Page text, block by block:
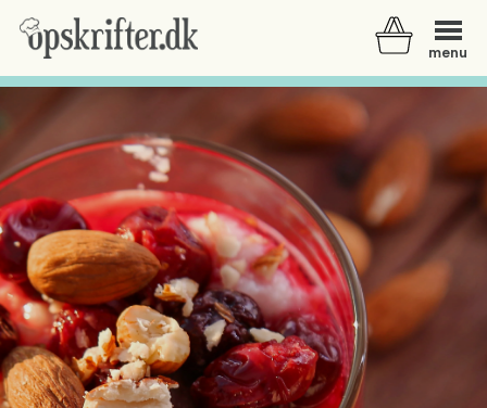
menu
Der er ingen varer i din kurv.